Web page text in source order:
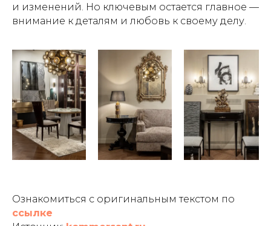
и изменений. Но ключевым остается главное —
внимание к деталям и любовь к своему делу.
Ознакомиться с оригинальным текстом по
ссылке